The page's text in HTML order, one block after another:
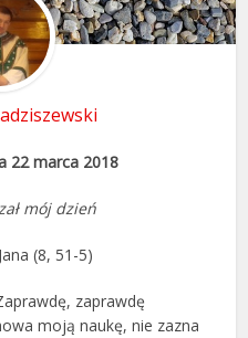
22 marca 2018
mój dzień
(8, 51-5)
zaprawdę
moją naukę, nie zazna